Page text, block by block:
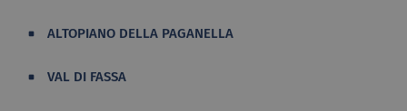
ALTOPIANO DELLA PAGANELLA
VAL DI FASSA